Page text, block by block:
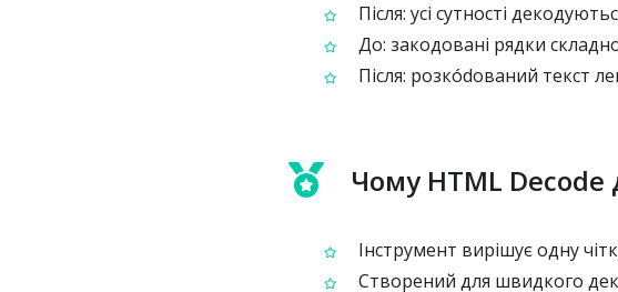
Після: усі сутності
До: закодовані рядки
Після: розкódований текст
Чому HTML Decode
Інструмент вирішує одну
Створений для швидкого